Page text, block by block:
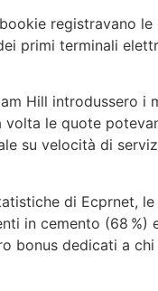
registravano
primi terminali
Hill introdussero i
volta le quote
su velocità di
di Ecprnet, le
in cemento (68 %)
bonus dedicati a